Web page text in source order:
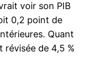
voir son PIB
0,2 point de
Quant
révisée de 4,5 %